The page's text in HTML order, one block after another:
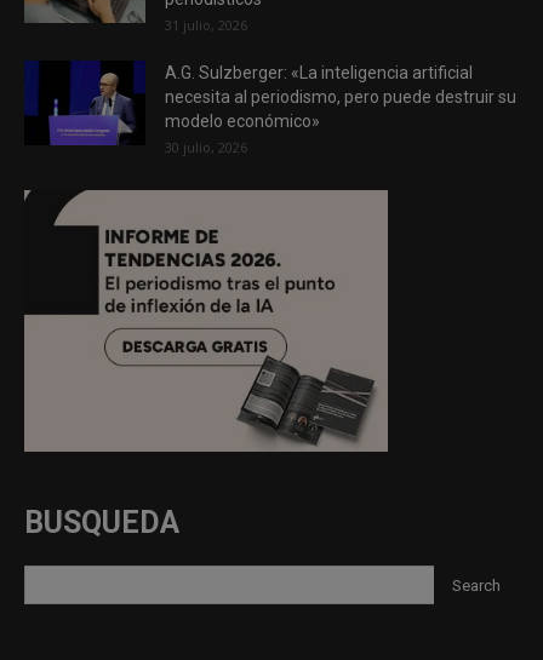
31 julio, 2026
A.G. Sulzberger: «La inteligencia artificial
necesita al periodismo, pero puede destruir su
modelo económico»
30 julio, 2026
BUSQUEDA